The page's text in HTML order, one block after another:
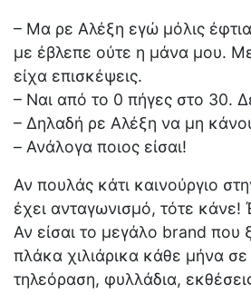
– Μα ρε Αλέξη εγώ μόλις
με έβλεπε ούτε η μάνα μου.
είχα επισκέψεις.
– Ναι από το 0 πήγες στο 30.
– Δηλαδή ρε Αλέξη να μη
– Ανάλογα ποιος είσαι!
Αν πουλάς κάτι καινούργιο
έχει ανταγωνισμό, τότε κάνε!
Αν είσαι το μεγάλο brand που
πλάκα χιλιάρικα κάθε μήνα σε
τηλεόραση, φυλλάδια,